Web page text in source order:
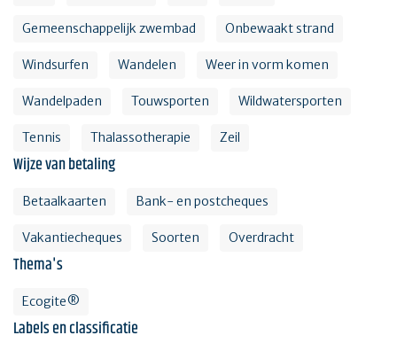
Gemeenschappelijk zwembad Onbewaakt strand
Windsurfen Wandelen Weer in vorm komen
Wandelpaden Touwsporten Wildwatersporten
Tennis Thalassotherapie Zeil
Wijze van betaling
Betaalkaarten Bank- en postcheques
Vakantiecheques Soorten Overdracht
Thema's
Ecogite®
Labels en classificatie